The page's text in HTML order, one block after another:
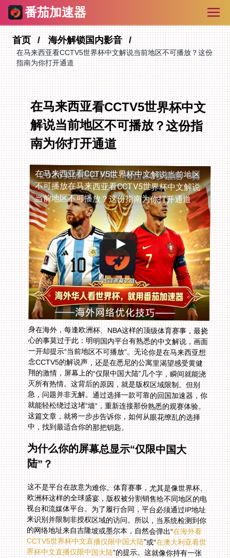
番茄加速器
首页 海外解锁国内影音
在马来西亚看CCTV5世界杯中文解说当前地区不可播放？这份
指南为你打开通道
在马来西亚看CCTV5世界杯中文
解说当前地区不可播放？这份指
南为你打开通道
在马来西亚看CCTV5世界杯中文解说当前地区
不可播放在马来西亚看CCTV5世界杯中文解说
当前地区不可播放？这份指南为你打开通道
身在海外，每逢欧洲杯、NBA这样的顶级体育赛事，最挠
心的事莫过于此：明明国内平台有熟悉的中文解说，画面
一开却提示“当前地区不可播放”。无论你是在马来西亚想
念CCTV5的解说声，还是在悉尼的公寓里渴望感受黄健
翔的激情，屏幕上的“仅限中国大陆”几个字，瞬间就能浇
灭所有热情。这背后的原因，就是版权区域限制。但别
急，问题并非无解。通过选择一款可靠的回国加速器，你
就能轻松绕过这堵“墙”，重新连接那份熟悉的观赛体验。
这篇文章，就将一步步告诉你，如何从眼花缭乱的选择
中，找到最适合你的那把钥匙。
为什么你的屏幕总显示“仅限中国大
陆”？
这不是平台在故意为难你。体育赛事，尤其是像世界杯、
欧洲杯这样的全球盛宴，版权被分割销售给不同地区的电
视台和流媒体平台。为了履行合同，平台必须通过IP地址
来识别并限制非授权区域的访问。所以，当系统检测到你
的网络地址来自吉隆坡或墨尔本，自然会弹出“在海外看
CCTV5世界杯中文直播仅限中国大陆”或“在澳大利亚看世
界杯中文直播仅限中国大陆”的提示。这就像你持有一张
只能在特定影院使用的电影票。解决之道，就是让你的网
络“看起来”像是从国内发出的，而这就需要一个稳定、高